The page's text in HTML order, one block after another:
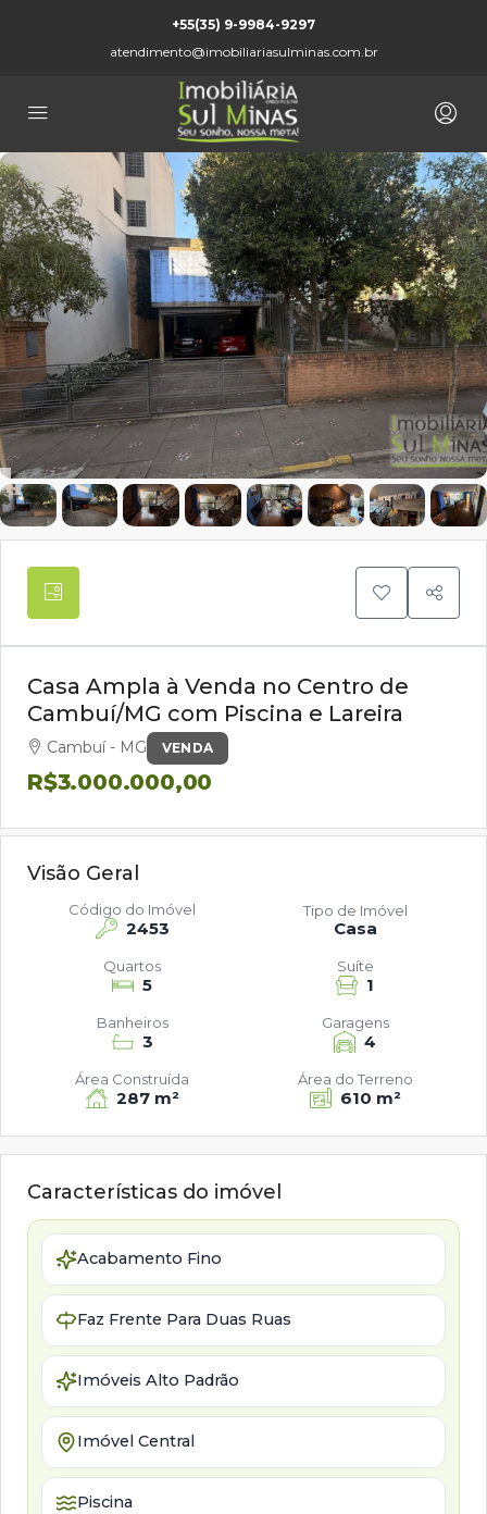
+55(35) 9-9984-9297
atendimento@imobiliariasulminas.com.br
VENDA
Casa Ampla à Venda no Centro de
Cambuí/MG com Piscina e Lareira
Cambuí - MG
R$3.000.000,00
Visão Geral
2453
Código do Imóvel
Casa
Tipo de Imóvel
5
Quartos
1
Suíte
3
Banheiros
4
Garagens
287 m²
Área Construída
610 m²
Área do Terreno
Características do imóvel
Acabamento Fino
Faz Frente Para Duas Ruas
Imóveis Alto Padrão
Imóvel Central
Piscina